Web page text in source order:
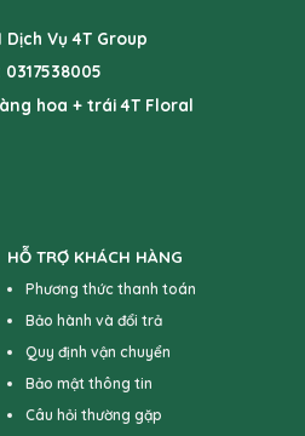
Dịch Vụ 4T Group
0317538005
hoa + trái 4T Floral
HỖ TRỢ KHÁCH HÀNG
Phương thức thanh toán
Bảo hành và đổi trả
Quy định vận chuyển
Bảo mật thông tin
Câu hỏi thường gặp